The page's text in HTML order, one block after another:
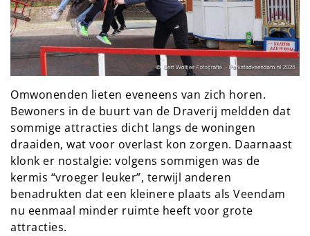
Omwonenden lieten eveneens van zich horen.
Bewoners in de buurt van de Draverij meldden dat
sommige attracties dicht langs de woningen
draaiden, wat voor overlast kon zorgen. Daarnaast
klonk er nostalgie: volgens sommigen was de
kermis “vroeger leuker”, terwijl anderen
benadrukten dat een kleinere plaats als Veendam
nu eenmaal minder ruimte heeft voor grote
attracties.